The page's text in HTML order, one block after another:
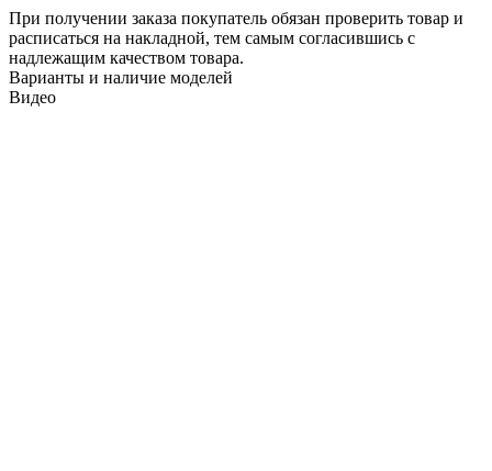
При получении заказа покупатель обязан проверить товар и
расписаться на накладной, тем самым согласившись с
надлежащим качеством товара.
Варианты и наличие моделей
Видео